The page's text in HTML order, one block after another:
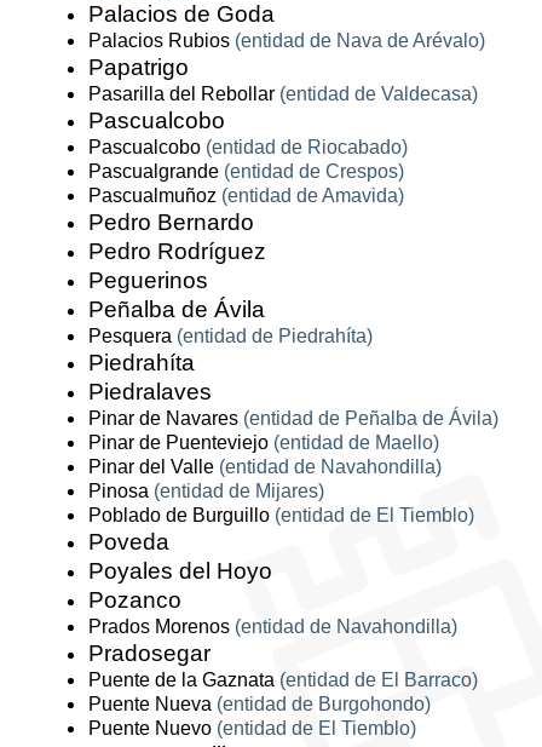
Palacios de Goda
Palacios Rubios (entidad de Nava de Arévalo)
Papatrigo
Pasarilla del Rebollar (entidad de Valdecasa)
Pascualcobo
Pascualcobo (entidad de Riocabado)
Pascualgrande (entidad de Crespos)
Pascualmuñoz (entidad de Amavida)
Pedro Bernardo
Pedro Rodríguez
Peguerinos
Peñalba de Ávila
Pesquera (entidad de Piedrahíta)
Piedrahíta
Piedralaves
Pinar de Navares (entidad de Peñalba de Ávila)
Pinar de Puenteviejo (entidad de Maello)
Pinar del Valle (entidad de Navahondilla)
Pinosa (entidad de Mijares)
Poblado de Burguillo (entidad de El Tiemblo)
Poveda
Poyales del Hoyo
Pozanco
Prados Morenos (entidad de Navahondilla)
Pradosegar
Puente de la Gaznata (entidad de El Barraco)
Puente Nueva (entidad de Burgohondo)
Puente Nuevo (entidad de El Tiemblo)